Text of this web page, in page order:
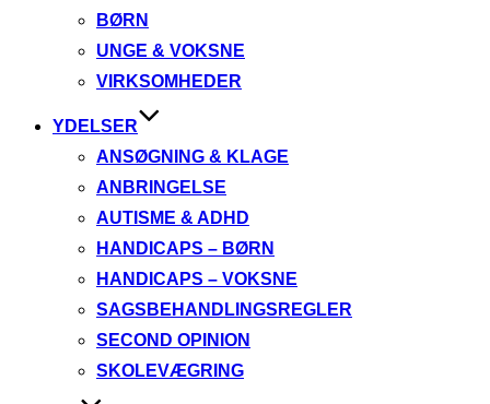
BØRN
UNGE & VOKSNE
VIRKSOMHEDER
YDELSER
ANSØGNING & KLAGE
ANBRINGELSE
AUTISME & ADHD
HANDICAPS – BØRN
HANDICAPS – VOKSNE
SAGSBEHANDLINGSREGLER
SECOND OPINION
SKOLEVÆGRING